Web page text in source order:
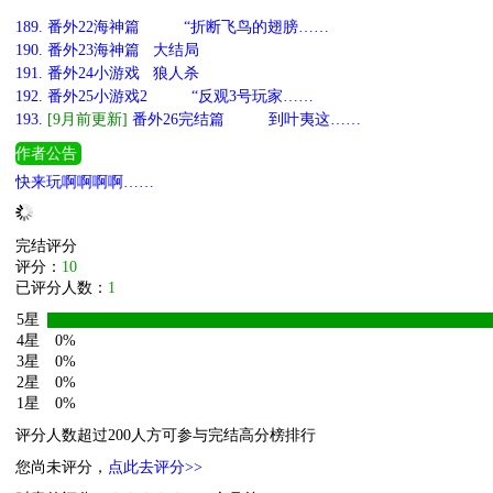
189. 番外22海神篇 “折断飞鸟的翅膀……
190. 番外23海神篇 大结局
191. 番外24小游戏 狼人杀
192. 番外25小游戏2 “反观3号玩家……
193. [9月前更新] 番外26完结篇 到叶夷这……
作者公告
快来玩啊啊啊啊……
1
叶夷哥杀青领盒饭了，杀青的日子好好过啊嘿嘿
1
哈哈哈，淮宝我家里有一堆花生，到我家来喂你花生啊嘿嘿。（bushi
完结评分